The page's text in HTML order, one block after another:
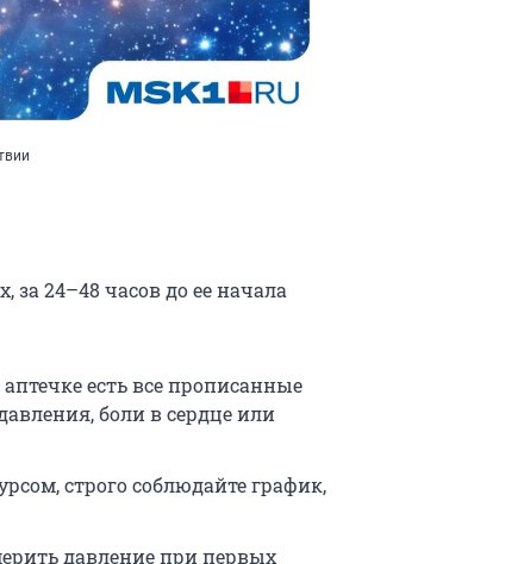
за 24–48 часов до ее начала
есть все прописанные
боли в сердце или
строго соблюдайте график,
давление при первых